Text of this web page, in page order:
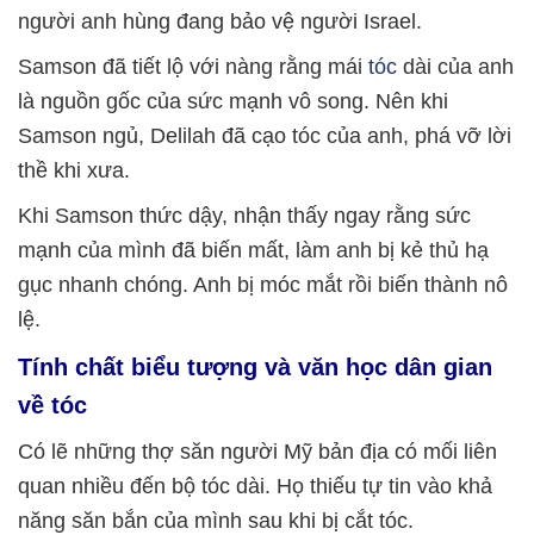
người anh hùng đang bảo vệ người Israel.
Samson đã tiết lộ với nàng rằng mái tóc dài của anh
là nguồn gốc của sức mạnh vô song. Nên khi
Samson ngủ, Delilah đã cạo tóc của anh, phá vỡ lời
thề khi xưa.
Khi Samson thức dậy, nhận thấy ngay rằng sức
mạnh của mình đã biến mất, làm anh bị kẻ thủ hạ
gục nhanh chóng. Anh bị móc mắt rồi biến thành nô
lệ.
Tính chất biểu tượng và văn học dân gian
về tóc
Có lẽ những thợ săn người Mỹ bản địa có mối liên
quan nhiều đến bộ tóc dài. Họ thiếu tự tin vào khả
năng săn bắn của mình sau khi bị cắt tóc.